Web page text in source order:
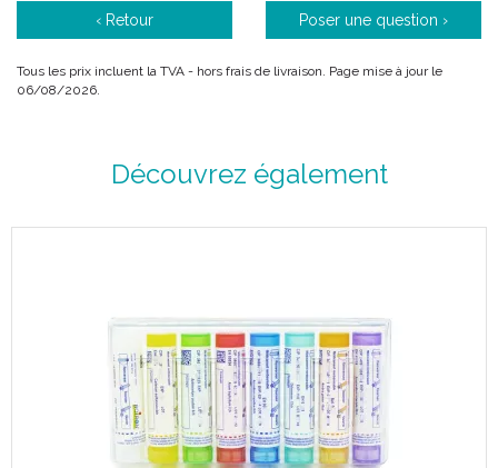
Choisir la dilution dans la liste déroulante ci-dessous . Les choix
4DH
6DH
7CH Rouge
15CH Orange
BRYONIA Tube Granules est un médicament homéopathique.
‹ Retour Poser une question ›
Tous les prix incluent la TVA - hors frais de livraison. Page mise à jour le
06/08/2026.
Découvrez également